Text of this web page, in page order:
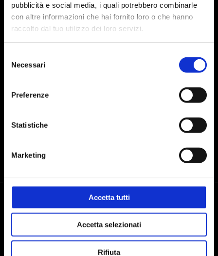
pubblicità e social media, i quali potrebbero combinarle
con altre informazioni che hai fornito loro o che hanno
raccolto dal tuo utilizzo dei loro servizi.
delNecessari
Preferenze
Statistiche
Marketing
Accetta tutti
Accetta selezionati
Rifiuta
Iscriviti alla Newsletter
Presto il consenso al trattamento dei dati personali dopo aver preso
Social
Seguici sui social